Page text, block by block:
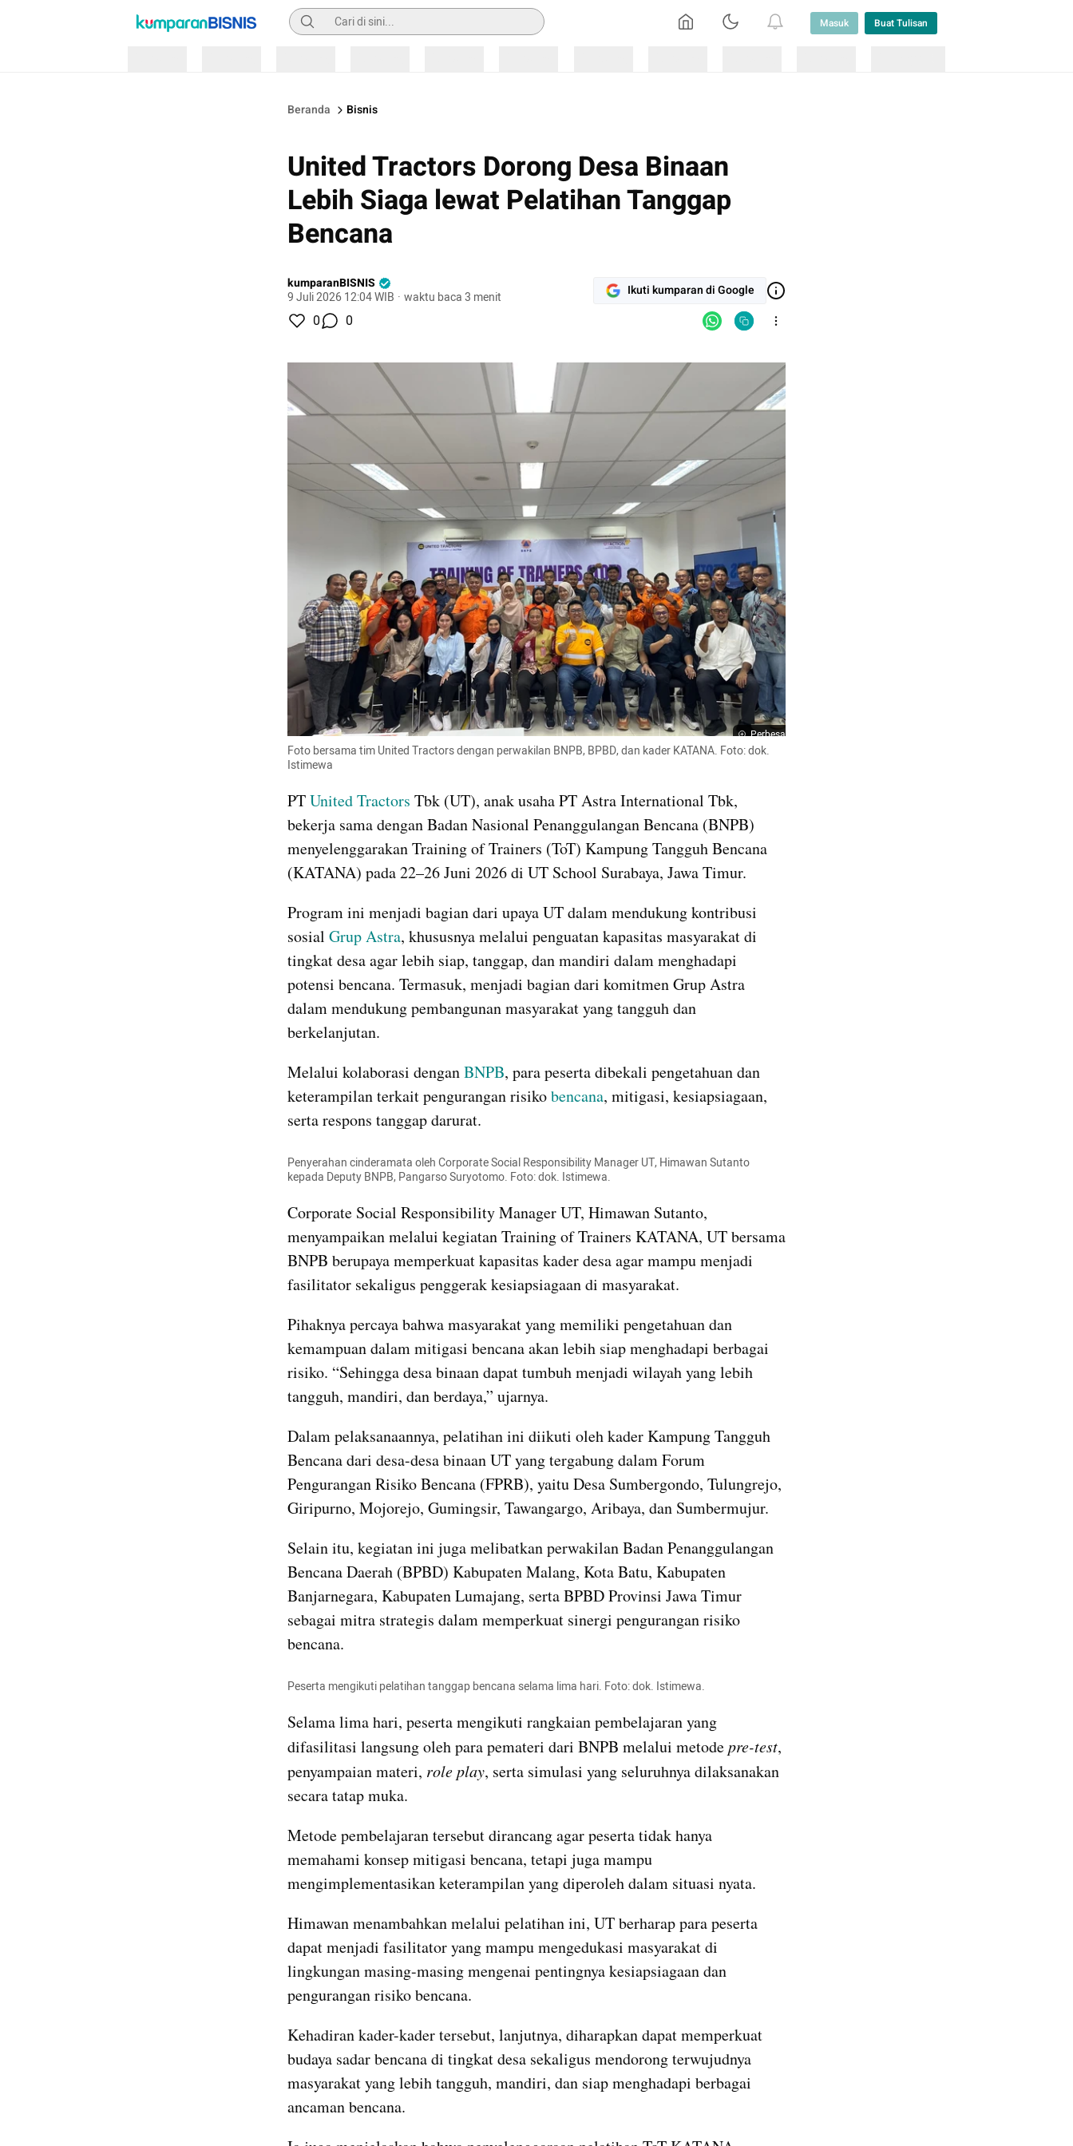
Pencarian Masuk Buat Tulisan
Beranda Bisnis
United Tractors Dorong Desa Binaan
Lebih Siaga lewat Pelatihan Tanggap
Bencana
kumparanBISNIS
9 Juli 2026 12:04 WIB · waktu baca 3 menit Ikuti kumparan di Google
0 0
Perbesar
Foto bersama tim United Tractors dengan perwakilan BNPB, BPBD, dan kader KATANA. Foto: dok.
Istimewa
PT United Tractors Tbk (UT), anak usaha PT Astra International Tbk,
bekerja sama dengan Badan Nasional Penanggulangan Bencana (BNPB)
menyelenggarakan Training of Trainers (ToT) Kampung Tangguh Bencana
(KATANA) pada 22–26 Juni 2026 di UT School Surabaya, Jawa Timur.
Program ini menjadi bagian dari upaya UT dalam mendukung kontribusi
sosial Grup Astra, khususnya melalui penguatan kapasitas masyarakat di
tingkat desa agar lebih siap, tanggap, dan mandiri dalam menghadapi
potensi bencana. Termasuk, menjadi bagian dari komitmen Grup Astra
dalam mendukung pembangunan masyarakat yang tangguh dan
berkelanjutan.
Melalui kolaborasi dengan BNPB, para peserta dibekali pengetahuan dan
keterampilan terkait pengurangan risiko bencana, mitigasi, kesiapsiagaan,
serta respons tanggap darurat.
Penyerahan cinderamata oleh Corporate Social Responsibility Manager UT, Himawan Sutanto
kepada Deputy BNPB, Pangarso Suryotomo. Foto: dok. Istimewa.
Corporate Social Responsibility Manager UT, Himawan Sutanto,
menyampaikan melalui kegiatan Training of Trainers KATANA, UT bersama
BNPB berupaya memperkuat kapasitas kader desa agar mampu menjadi
fasilitator sekaligus penggerak kesiapsiagaan di masyarakat.
Pihaknya percaya bahwa masyarakat yang memiliki pengetahuan dan
kemampuan dalam mitigasi bencana akan lebih siap menghadapi berbagai
risiko. “Sehingga desa binaan dapat tumbuh menjadi wilayah yang lebih
tangguh, mandiri, dan berdaya,” ujarnya.
Dalam pelaksanaannya, pelatihan ini diikuti oleh kader Kampung Tangguh
Bencana dari desa-desa binaan UT yang tergabung dalam Forum
Pengurangan Risiko Bencana (FPRB), yaitu Desa Sumbergondo, Tulungrejo,
Giripurno, Mojorejo, Gumingsir, Tawangargo, Aribaya, dan Sumbermujur.
Selain itu, kegiatan ini juga melibatkan perwakilan Badan Penanggulangan
Bencana Daerah (BPBD) Kabupaten Malang, Kota Batu, Kabupaten
Banjarnegara, Kabupaten Lumajang, serta BPBD Provinsi Jawa Timur
sebagai mitra strategis dalam memperkuat sinergi pengurangan risiko
bencana.
Peserta mengikuti pelatihan tanggap bencana selama lima hari. Foto: dok. Istimewa.
Selama lima hari, peserta mengikuti rangkaian pembelajaran yang
difasilitasi langsung oleh para pemateri dari BNPB melalui metode pre-test,
penyampaian materi, role play, serta simulasi yang seluruhnya dilaksanakan
secara tatap muka.
Metode pembelajaran tersebut dirancang agar peserta tidak hanya
memahami konsep mitigasi bencana, tetapi juga mampu
mengimplementasikan keterampilan yang diperoleh dalam situasi nyata.
Himawan menambahkan melalui pelatihan ini, UT berharap para peserta
dapat menjadi fasilitator yang mampu mengedukasi masyarakat di
lingkungan masing-masing mengenai pentingnya kesiapsiagaan dan
pengurangan risiko bencana.
Kehadiran kader-kader tersebut, lanjutnya, diharapkan dapat memperkuat
budaya sadar bencana di tingkat desa sekaligus mendorong terwujudnya
masyarakat yang lebih tangguh, mandiri, dan siap menghadapi berbagai
ancaman bencana.